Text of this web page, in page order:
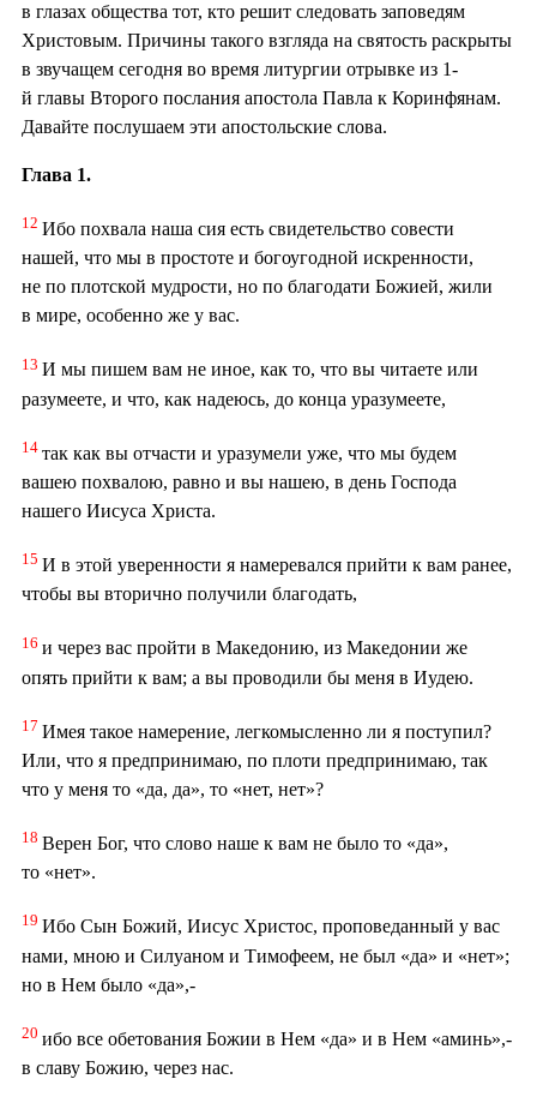
в глазах общества тот, кто решит следовать заповедям
Христовым. Причины такого взгляда на святость раскрыты
в звучащем сегодня во время литургии отрывке из 1-
й главы Второго послания апостола Павла к Коринфянам.
Давайте послушаем эти апостольские слова.
Глава 1.
12 Ибо похвала наша сия есть свидетельство совести
нашей, что мы в простоте и богоугодной искренности,
не по плотской мудрости, но по благодати Божией, жили
в мире, особенно же у вас.
13 И мы пишем вам не иное, как то, что вы читаете или
разумеете, и что, как надеюсь, до конца уразумеете,
14 так как вы отчасти и уразумели уже, что мы будем
вашею похвалою, равно и вы нашею, в день Господа
нашего Иисуса Христа.
15 И в этой уверенности я намеревался прийти к вам ранее,
чтобы вы вторично получили благодать,
16 и через вас пройти в Македонию, из Македонии же
опять прийти к вам; а вы проводили бы меня в Иудею.
17 Имея такое намерение, легкомысленно ли я поступил?
Или, что я предпринимаю, по плоти предпринимаю, так
что у меня то «да, да», то «нет, нет»?
18 Верен Бог, что слово наше к вам не было то «да»,
то «нет».
19 Ибо Сын Божий, Иисус Христос, проповеданный у вас
нами, мною и Силуаном и Тимофеем, не был «да» и «нет»;
но в Нем было «да»,-
20 ибо все обетования Божии в Нем «да» и в Нем «аминь»,-
в славу Божию, через нас.